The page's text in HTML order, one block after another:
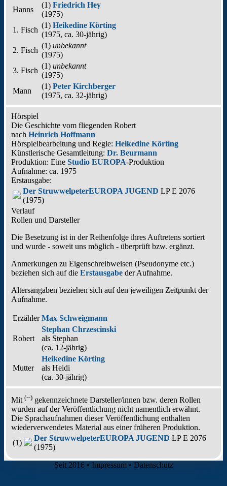
Hanns
(1) Friedrich Hey
(1975)
1. Fisch
(1) Heikedine Körting
(1975, ca. 30‑jährig)
2. Fisch
(1) unbekannt
(1975)
3. Fisch
(1) unbekannt
(1975)
Mann
(1) Peter Kirchberger
(1975, ca. 32‑jährig)
Hörspiel
Die Geschichte vom fliegenden Robert
nach Heinrich Hoffmann
Hörspielbearbeitung und Regie: Heikedine Körting
Künstlerische Gesamtleitung: Dr. Beurmann
Produktion: Eine Studio EUROPA-Produktion
Aufnahme: ca. 1975
Erstausgabe:
Der StruwwelpeterEUROPA JUGEND LP E 2076
(1975)
Verlauf
Rollen und Darsteller
Die Besetzung ist in derReihenfolge ihres Auftretens sortiert
und wurde - soweit uns möglich - überprüft bzw. ergänzt.
Anmerkungen zu Eigenschreibweisen (Pseudonyme etc.)
beziehen sich auf die Erstausgabe der Aufnahme.
Altersangaben beziehen sich auf den jeweiligen Zeitpunkt der
Aufnahme.
Erzähler Max Schweigmann
Robert
Stephan Chrzescinski
als Stephan
(ca. 12‑jährig)
Mutter
Heikedine Körting
als Heidi
(ca. 30‑jährig)
Mit (--) gekennzeichnete Darsteller/innen bzw. deren Rollen
wurden auf der Veröffentlichung nicht namentlich erwähnt.
Die Sprachaufnahmen dieser Veröffentlichung enthalten
wiederverwendetes Material aus einer früheren Produktion.
(1)
Der StruwwelpeterEUROPA JUGEND LP E 2076
(1975)
Seit 2016 • Impressum • Datenschutz